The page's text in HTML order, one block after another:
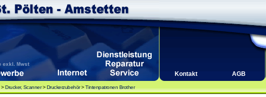
Kontakt AGB
>Drucker, Scanner>Druckerzubehör>Tintenpatronen Brother